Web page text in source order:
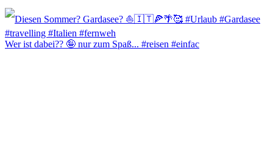
Wer ist dabei?? 🤪 nur zum Spaß... #reisen #einfac